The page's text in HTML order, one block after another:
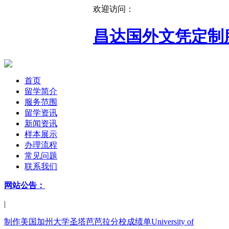
欢迎访问：
昌达国外文凭定制
首页
留学简介
服务范围
留学资讯
新闻资讯
样本展示
办理流程
常见问题
联系我们
网站公告：
|
制作美国加州大学圣塔芭芭拉分校成绩单University of